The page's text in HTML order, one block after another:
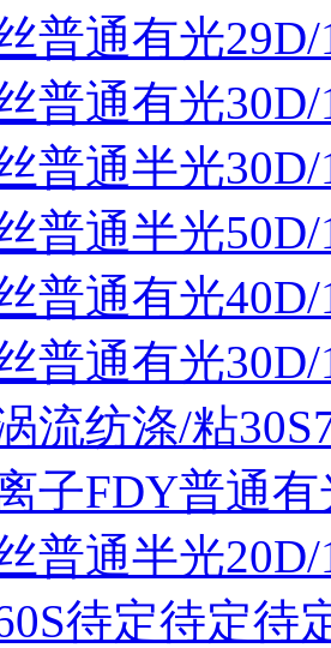
普通有光29D/
普通有光30D/
普通半光30D/
普通半光50D/
普通有光40D/
普通有光30D/
流纺涤/粘
子FDY普通有
普通半光20D/
待定待定待